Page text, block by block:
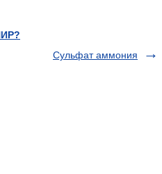
Сульфат аммония